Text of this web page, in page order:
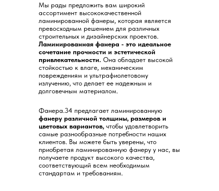
Мы рады предложить вам широкий
ассортимент высококачественной
ламинированной фанеры, которая является
превосходным решением для различных
строительных и дизайнерских проектов.
Ламинированная фанера - это идеальное
сочетание прочности и эстетической
привлекательности. Она обладает высокой
стойкостью к влаге, механическим
повреждениям и ультрафиолетовому
излучению, что делает ее надежным и
долговечным материалом.
Фанера.34 предлагает ламинированную
фанеру различной толщины, размеров и
цветовых вариантов, чтобы удовлетворить
самые разнообразные потребности наших
клиентов. Вы можете быть уверены, что
приобретая ламинированную фанеру у нас, вы
получаете продукт высокого качества,
соответствующий всем необходимым
стандартам и требованиям.